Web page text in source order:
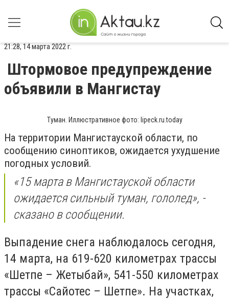
21:28, 14 марта 2022 г.
Штормовое предупреждение
объявили в Мангистау
Туман. Иллюстративное фото: lipeck.ru.today
На территории Мангистауской области, по
сообщению синоптиков, ожидается ухудшение
погодных условий.
«15 марта в Мангистауской области
ожидается сильный туман, гололед», -
сказано в сообщении.
Выпадение снега наблюдалось сегодня,
14 марта, на 619-620 километрах трассы
«Шетпе – Жетыбай», 541-550 километрах
трассы «Сайотес – Шетпе». На участках,